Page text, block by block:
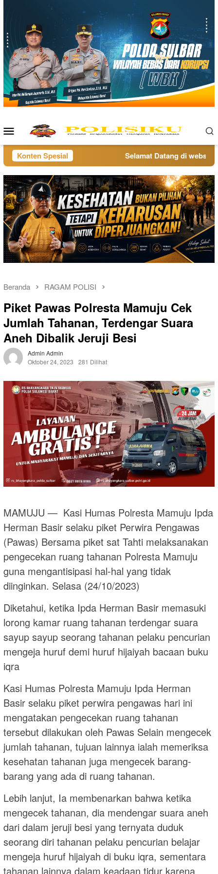
Menu
Mobile
Konten Spesial Selamat Datang di website
Beranda RAGAM POLISI
Piket Pawas Polresta Mamuju Cek
Jumlah Tahanan, Terdengar Suara
Aneh Dibalik Jeruji Besi
Admin Admin
Oktober 24, 2023
281 Dilihat
MAMUJU — Kasi Humas Polresta Mamuju Ipda
Herman Basir selaku piket Perwira Pengawas
(Pawas) Bersama piket sat Tahti melaksanakan
pengecekan ruang tahanan Polresta Mamuju
guna mengantisipasi hal-hal yang tidak
diinginkan. Selasa (24/10/2023)
Diketahui, ketika Ipda Herman Basir memasuki
lorong kamar ruang tahanan terdengar suara
sayup sayup seorang tahanan pelaku pencurian
mengeja huruf demi huruf hijaiyah bacaan buku
iqra
Kasi Humas Polresta Mamuju Ipda Herman
Basir selaku piket perwira pengawas hari ini
mengatakan pengecekan ruang tahanan
tersebut dilakukan oleh Pawas Selain mengecek
jumlah tahanan, tujuan lainnya ialah memeriksa
kesehatan tahanan juga mengecek barang-
barang yang ada di ruang tahanan.
Lebih lanjut, Ia membenarkan bahwa ketika
mengecek tahanan, dia mendengar suara aneh
dari dalam jeruji besi yang ternyata duduk
seorang diri tahanan pelaku pencurian belajar
mengeja huruf hijaiyah di buku iqra, sementara
tahanan lainnya dalam keadaan tidur karena